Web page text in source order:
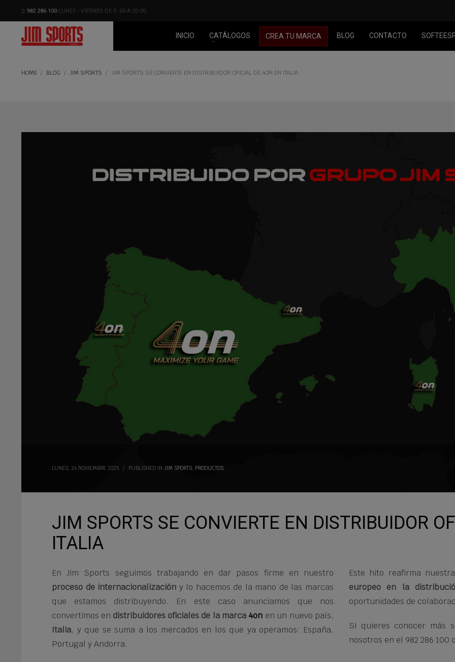
982 286 100LUNES - VIERNES DE 9 :00 A 20:00
INICIO CATÁLOGOS CREA TU MARCA BLOG CONTACTO
HOME BLOG JIM SPORTS JIM SPORTS SE CONVIERTE EN DISTRIBUIDOR OFICIAL DE 4ON EN ITALIA
LUNES, 24 NOVIEMBRE 2025 / PUBLISHED IN JIM SPORTS, PRODUCTOS
JIM SPORTS SE CONVIERTE EN DISTRIBUIDOR
ITALIA
En Jim Sports seguimos trabajando en dar pasos firme en nuestro
proceso de internacionalización y lo hacemos de la mano de las marcas
que estamos distribuyendo. En este caso anunciamos que nos
convertimos en distribuidores oficiales de la marca 4on en un nuevo país,
Italia, y que se suma a los mercados en los que ya operamos: España,
Portugal y Andorra.
Este hito reafirma
europeo en la
oportunidades de
Si quieres conocer más
nosotros en el 982 286 100